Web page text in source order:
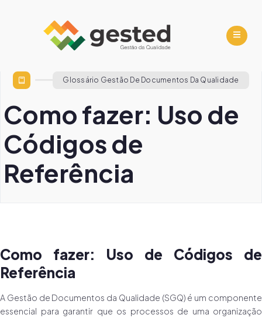
Glossário Gestão De Documentos Da Qualidade
Como fazer: Uso de
Códigos de
Referência
Como fazer: Uso de Códigos de
Referência
A Gestão de Documentos da Qualidade (SGQ) é um componente
essencial para garantir que os processos de uma organização